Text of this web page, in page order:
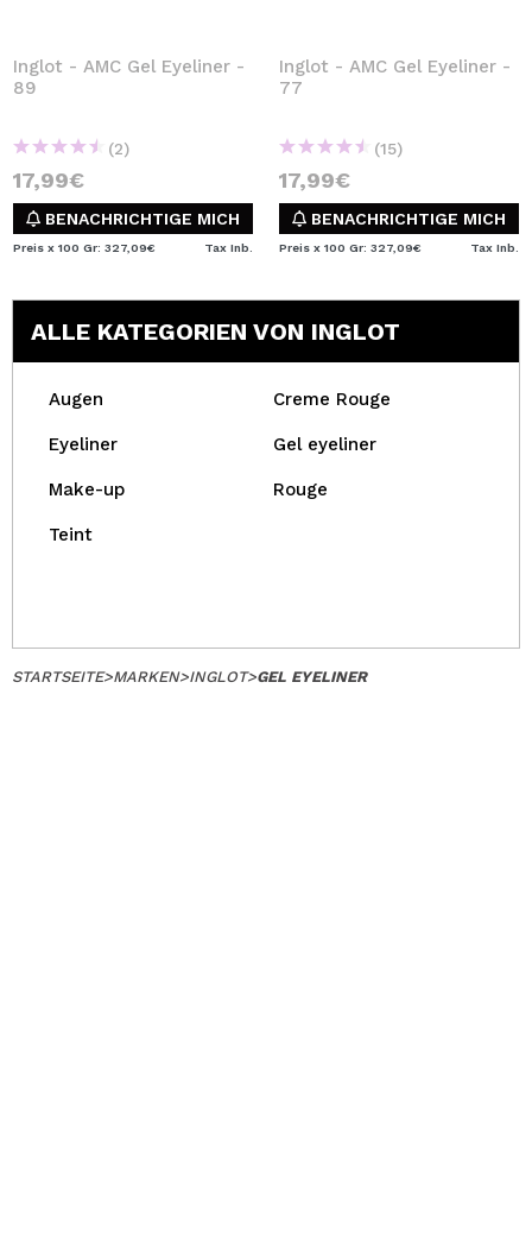
Inglot - AMC Gel Eyeliner -
89
(2)
17,99€
BENACHRICHTIGE MICH
Preis x 100 Gr: 327,09€ Tax Inb.
Inglot - AMC Gel Eyeliner -
77
(15)
17,99€
BENACHRICHTIGE MICH
Preis x 100 Gr: 327,09€ Tax Inb.
ALLE KATEGORIEN VON INGLOT
Augen Creme Rouge
Eyeliner Gel eyeliner
Make-up Rouge
Teint
STARTSEITE>MARKEN>INGLOT>GEL EYELINER